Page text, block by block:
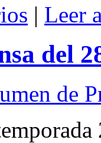
| Leer
del
de